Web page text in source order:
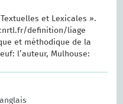
et Lexicales ».
definition/liage
et méthodique de la
l’auteur, Mulhouse:
anglais